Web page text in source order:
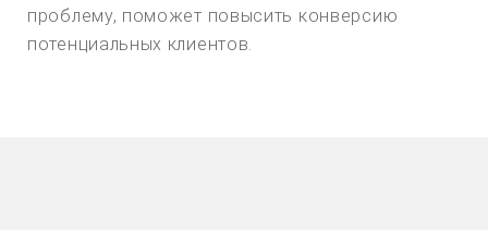
проблему, поможет повысить конверсию
потенциальных клиентов.